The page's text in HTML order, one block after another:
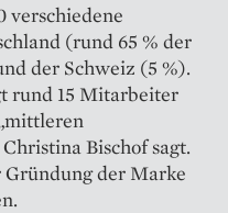
verschiedene
(rund 65 % der
der Schweiz (5 %).
rund 15 Mitarbeiter
Bischof sagt.
Gründung der Marke